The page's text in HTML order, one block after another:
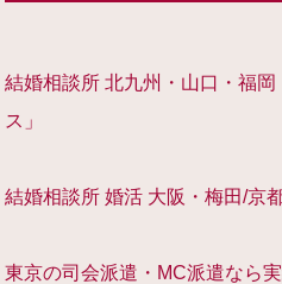
結婚相談所 北九州・山口・福岡
ス」
結婚相談所 婚活 大阪・梅田/京
東京の司会派遣・MC派遣なら